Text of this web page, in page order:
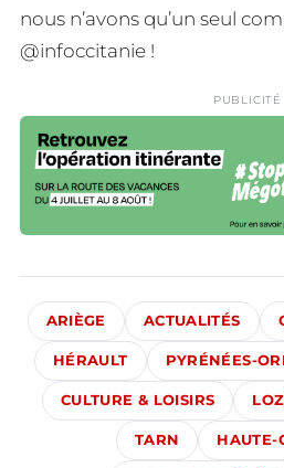
nous n’avons qu’un seul
@infoccitanie !
PUBLICITÉ
ARIÈGE ACTUALITÉS
HÉRAULT PYRÉNÉES-
CULTURE & LOISIRS
TARN HAUTE-